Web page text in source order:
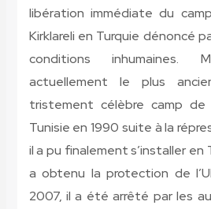
libération immédiate du
Kirklareli en Turquie dénoncé
conditions inhumaines.
actuellement le plus
tristement célèbre camp
Tunisie en 1990 suite à la
il a pu finalement s’installer en
a obtenu la protection de
2007, il a été arrêté par les